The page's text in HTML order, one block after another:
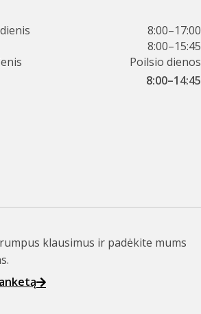
8:00–17:00
8:00–15:45
Poilsio dienos
8:00–14:45
klausimus ir padėkite mums